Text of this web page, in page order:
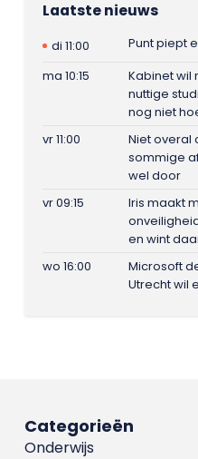
Laatste nieuws
di 11:00
Punt piept
ma 10:15
Kabinet wil
nuttige
nog niet
vr 11:00
Niet overal
sommige
wel door
vr 09:15
Iris maakt
en wint
wo 16:00
Microsoft
Utrecht wil
Categorieën
Onderwijs